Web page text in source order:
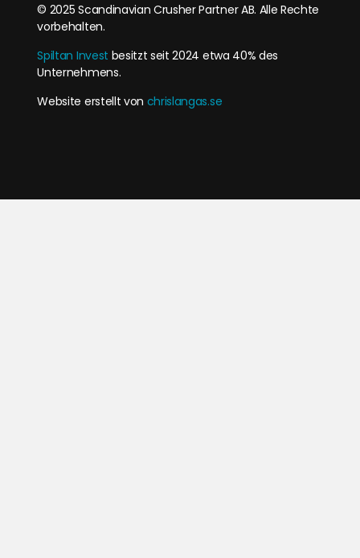
© 2025 Scandinavian Crusher Partner AB. Alle Rechte
vorbehalten.
Spiltan Invest besitzt seit 2024 etwa 40% des
Unternehmens.
Website erstellt von chrislangas.se